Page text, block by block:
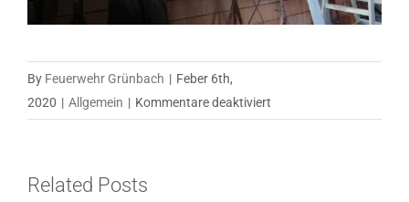
By Feuerwehr Grünbach | Feber 6th,
2020 | Allgemein | Kommentare deaktiviert
Related Posts